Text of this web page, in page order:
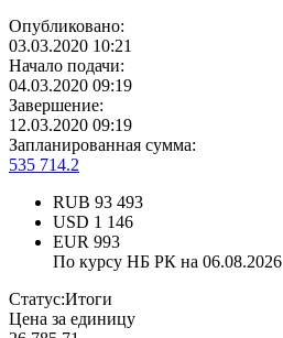
Опубликовано:
03.03.2020 10:21
Начало подачи:
04.03.2020 09:19
Завершение:
12.03.2020 09:19
Запланированная сумма:
535 714.2
RUB 93 493
USD 1 146
EUR 993
По курсу НБ РК на 06.08.2026
Статус:Итоги
Цена за единицу